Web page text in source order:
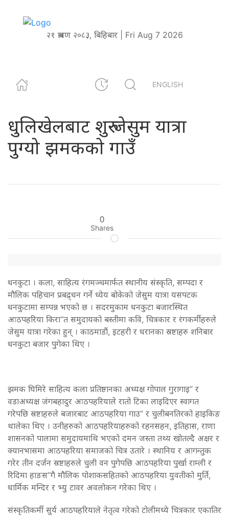
२१ श्रावण २०८३, बिहिबार | Fri Aug 7 2026
ENGLISH
धुलिखेलबाट शुरु जेसुम यात्रा
पुग्यो झमकको गाउँ
0
Shares
धनकुटा । कला, साहित्य रंगमञ्चमार्फत स्थानीय संस्कृति, सम्पदा र
मौलिक पहिचान प्रबद्र्धन गर्ने ध्येय बोकेको जेसुम यात्रा यसपटक
धनकुटामा सम्पन्न भएको छ । सदरमुकाम धनकुटा बजारस्थित
आठपहरिया किरा“त समुदायको बस्तीमा कवि, चित्रकार र रंगकर्मीहरुले
जेसुम यात्रा गरेका हुन् । काठमाडौं, इटहरी र धरानका स्रष्टाहरु शनिबार
धनकुटा बजार पुगेका थिए ।
झमक घिमिरे साहित्य कला प्रतिष्ठानका अध्यक्ष गोपाल गुरागाइ“ र
वडाअध्यक्ष जंगबहादुर आठपहरियाले रातो टिका लाइदिएर स्वागत
गरेपछि स्रष्टाहरुले बजारबाट आठपहरिया गाउ“ र चुलीबनतिरको हाइकिङ
थालेका थिए । उनीहरुको आठपहरियाहरुको रहनसहन, इतिहास, राणा
शासनको पालामा समुदायमाथि भएको दमन जस्ता तथ्य खोतल्दै अक्षर र
क्यानभासमा आठपहरिया समाजको चित्र उतारे । स्थानिय र आगन्तुक
गरेर तीन दर्जन स्रष्टाहरुले चुली वन पुगेपछि आठपहरिया पुर्खा राम्ली र
रिदिमा हाङस“गै मौलिक पोशाकसहितको आठपहरिया युवतीको मुर्ति,
धार्मिक मन्दिर र भ्यु टावर अवलोकन गरेका थिए ।
संस्कृतिकर्मी सुर्य आठपहरियाले नेतृत्व गरेको टोलीमध्ये चित्रकार एकातिर